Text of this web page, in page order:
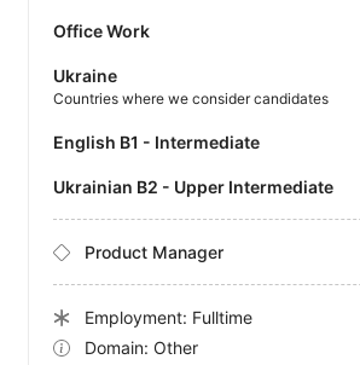
Office Work
Ukraine
Countries where we consider candidates
English B1 - Intermediate
Ukrainian B2 - Upper Intermediate
Product Manager
Employment: Fulltime
Domain: Other